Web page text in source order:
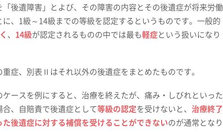
後遺障害」とよび、その障害の内容とその後遺症が将来労働
、1級～14級までの等級を認定するというものです。一般的
、 14級が認定されるものの中では最も軽症という扱いになり
症、別表Ⅱはそれ以外の後遺症をまとめたものです。
ースを例にすると、治療を終えたが、痛み・しびれといった
、自賠責で後遺症として等級の認定を受けないと、治療終了
後遺症に対する補償を受けることができないのが通常となり